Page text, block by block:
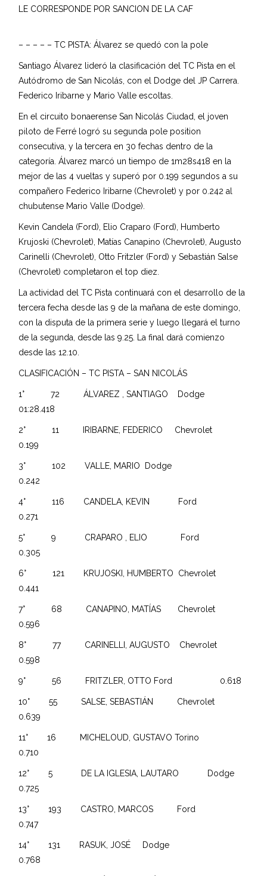
LE CORRESPONDE POR SANCION DE LA CAF
– – – – – TC PISTA: Álvarez se quedó con la pole
Santiago Álvarez lideró la clasificación del TC Pista en el
Autódromo de San Nicolás, con el Dodge del JP Carrera.
Federico Iribarne y Mario Valle escoltas.
En el circuito bonaerense San Nicolás Ciudad, el joven
piloto de Ferré logró su segunda pole position
consecutiva, y la tercera en 30 fechas dentro de la
categoría. Álvarez marcó un tiempo de 1m28s418 en la
mejor de las 4 vueltas y superó por 0.199 segundos a su
compañero Federico Iribarne (Chevrolet) y por 0.242 al
chubutense Mario Valle (Dodge).
Kevin Candela (Ford), Elio Craparo (Ford), Humberto
Krujoski (Chevrolet), Matías Canapino (Chevrolet), Augusto
Carinelli (Chevrolet), Otto Fritzler (Ford) y Sebastián Salse
(Chevrolet) completaron el top diez.
La actividad del TC Pista continuará con el desarrollo de la
tercera fecha desde las 9 de la mañana de este domingo,
con la disputa de la primera serie y luego llegará el turno
de la segunda, desde las 9.25. La final dará comienzo
desde las 12.10.
CLASIFICACIÓN – TC PISTA – SAN NICOLÁS
1° 72 ÁLVAREZ , SANTIAGO Dodge
01:28.418
2° 11 IRIBARNE, FEDERICO Chevrolet
0.199
3° 102 VALLE, MARIO Dodge
0.242
4° 116 CANDELA, KEVIN Ford
0.271
5° 9 CRAPARO , ELIO Ford
0.305
6° 121 KRUJOSKI, HUMBERTO Chevrolet
0.441
7° 68 CANAPINO, MATÍAS Chevrolet
0.596
8° 77 CARINELLI, AUGUSTO Chevrolet
0.598
9° 56 FRITZLER, OTTO Ford 0.618
10° 55 SALSE, SEBASTIÁN Chevrolet
0.639
11° 16 MICHELOUD, GUSTAVO Torino
0.710
12° 5 DE LA IGLESIA, LAUTARO Dodge
0.725
13° 193 CASTRO, MARCOS Ford
0.747
14° 131 RASUK, JOSÉ Dodge
0.768